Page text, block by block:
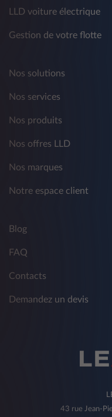
LLD voiture électrique
Gestion de votre flotte
Nos solutions
Nos services
Nos produits
Nos offres LLD
Nos marques
Notre espace client
Blog
FAQ
Contacts
Demandez un devis
43 rue Jean-